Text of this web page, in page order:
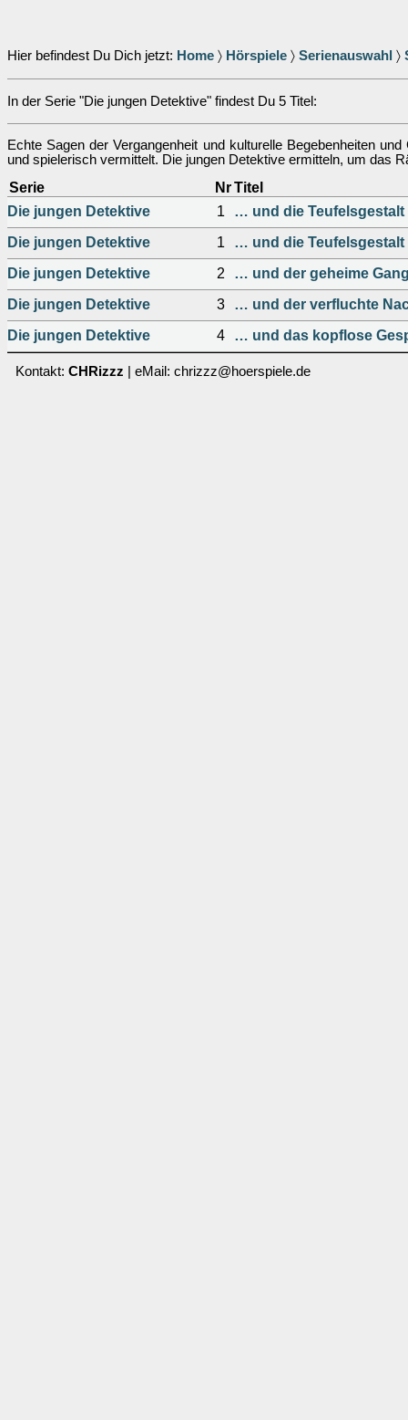
Hier befindest Du Dich jetzt: Home 〉 Hörspiele 〉 Serienauswahl 〉
In der Serie "Die jungen Detektive" findest Du 5 Titel:
Echte Sagen der Vergangenheit und kulturelle Begebenheiten
und spielerisch vermittelt. Die jungen Detektive ermitteln, um das
Serie Nr Titel
Die jungen Detektive
1
… und die Teufelsgestalt
Die jungen Detektive
1
… und die Teufelsgestalt
Die jungen Detektive
2
… und der geheime
Die jungen Detektive
3
… und der verfluchte
Die jungen Detektive
4 … und das kopflose
Kontakt: CHRizzz | eMail: chrizzz@hoerspiele.de